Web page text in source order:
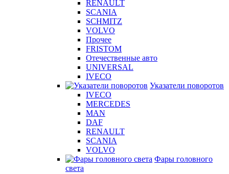
RENAULT
SCANIA
SCHMITZ
VOLVO
Прочее
FRISTOM
Отечественные авто
UNIVERSAL
IVECO
Указатели поворотов
IVECO
MERCEDES
MAN
DAF
RENAULT
SCANIA
VOLVO
Фары головного
света